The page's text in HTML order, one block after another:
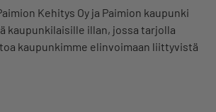
Kehitys Oy ja Paimion kaupunki
kaupunkilaisille illan, jossa tarjolla
kaupunkimme elinvoimaan liittyvistä